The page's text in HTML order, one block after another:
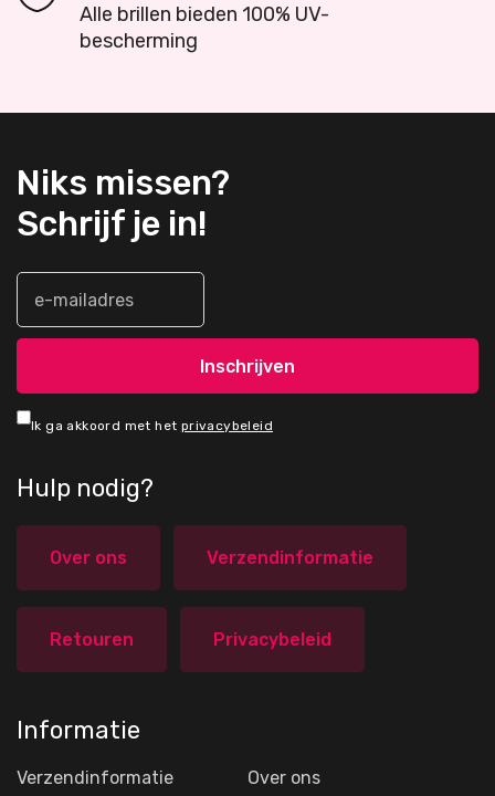
Alle brillen bieden 100% UV-
bescherming
Niks missen?
Schrijf je in!
Ik ga akkoord met het privacybeleid
Hulp nodig?
Over ons Verzendinformatie
Retouren Privacybeleid
Informatie
Verzendinformatie Over ons